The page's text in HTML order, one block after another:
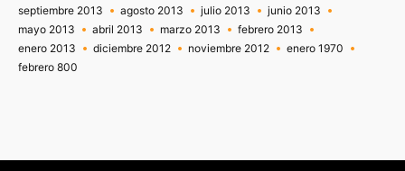
septiembre 2013
agosto 2013 julio 2013
junio 2013
mayo 2013
abril 2013 marzo 2013
febrero 2013
enero 2013
diciembre 2012 noviembre 2012
enero 1970
febrero 800